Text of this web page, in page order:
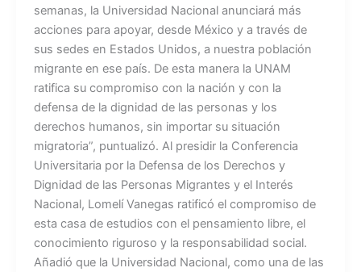
semanas, la Universidad Nacional anunciará más
acciones para apoyar, desde México y a través de
sus sedes en Estados Unidos, a nuestra población
migrante en ese país. De esta manera la UNAM
ratifica su compromiso con la nación y con la
defensa de la dignidad de las personas y los
derechos humanos, sin importar su situación
migratoria”, puntualizó. Al presidir la Conferencia
Universitaria por la Defensa de los Derechos y
Dignidad de las Personas Migrantes y el Interés
Nacional, Lomelí Vanegas ratificó el compromiso de
esta casa de estudios con el pensamiento libre, el
conocimiento riguroso y la responsabilidad social.
Añadió que la Universidad Nacional, como una de las